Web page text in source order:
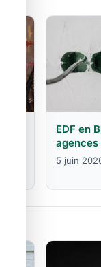
EDF en
5 juin